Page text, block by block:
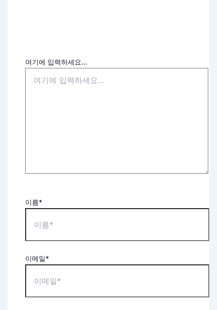
여기에 입력하세요...
이름*
이메일*